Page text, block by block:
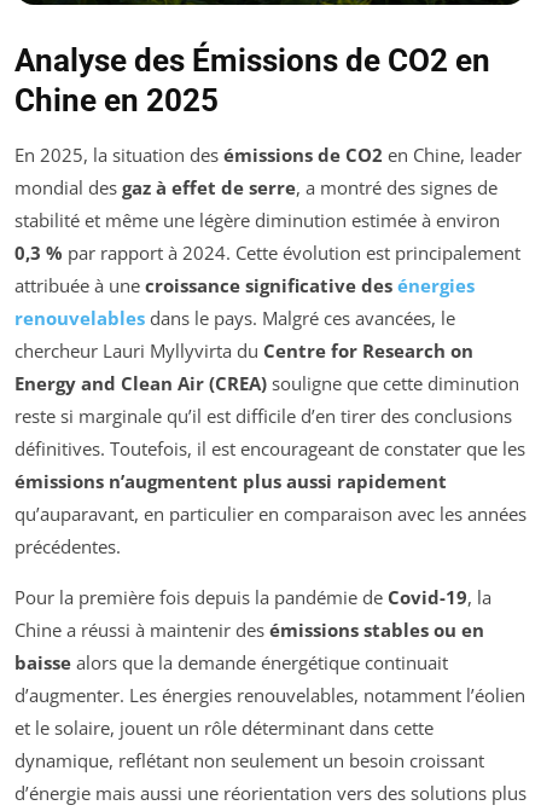
Analyse des Émissions de CO2 en
Chine en 2025
En 2025, la situation des émissions de CO2 en Chine, leader
mondial des gaz à effet de serre, a montré des signes de
stabilité et même une légère diminution estimée à environ
0,3 % par rapport à 2024. Cette évolution est principalement
attribuée à une croissance significative des énergies
renouvelables dans le pays. Malgré ces avancées, le
chercheur Lauri Myllyvirta du Centre for Research on
Energy and Clean Air (CREA) souligne que cette diminution
reste si marginale qu’il est difficile d’en tirer des conclusions
définitives. Toutefois, il est encourageant de constater que les
émissions n’augmentent plus aussi rapidement
qu’auparavant, en particulier en comparaison avec les années
précédentes.
Pour la première fois depuis la pandémie de Covid-19, la
Chine a réussi à maintenir des émissions stables ou en
baisse alors que la demande énergétique continuait
d’augmenter. Les énergies renouvelables, notamment l’éolien
et le solaire, jouent un rôle déterminant dans cette
dynamique, reflétant non seulement un besoin croissant
d’énergie mais aussi une réorientation vers des solutions plus